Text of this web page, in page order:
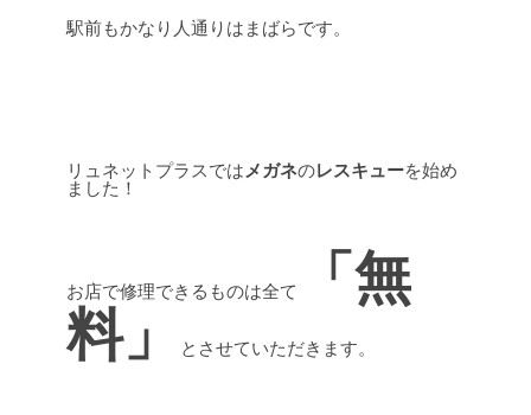
駅前もかなり人通りはまばらです。
リュネットプラスでは メガネのレスキューを始め
ました！
お店で修理できるものは全て
「無
料」
とさせていただきます。